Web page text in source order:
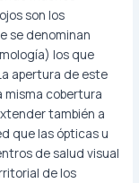
son los
se denominan
los que
apertura de este
misma cobertura
también a
que las ópticas u
de salud visual
de los